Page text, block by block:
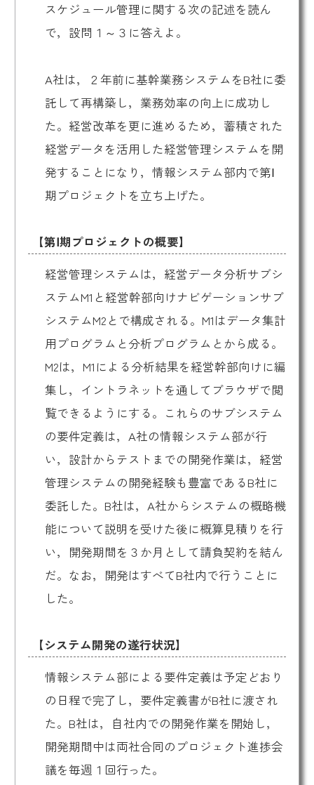
スケジュール管理に関する次の記述を読ん
で，設問１～３に答えよ。
A社は，２年前に基幹業務システムをB社に委
託して再構築し，業務効率の向上に成功し
た。経営改革を更に進めるため，蓄積された
経営データを活用した経営管理システムを開
発することになり，情報システム部内で第Ⅰ
期プロジェクトを立ち上げた。
【第Ⅰ期プロジェクトの概要】
経営管理システムは，経営データ分析サブシ
ステムM1と経営幹部向けナビゲーションサブ
システムM2とで構成される。M1はデータ集計
用プログラムと分析プログラムとから成る。
M2は，M1による分析結果を経営幹部向けに編
集し，イントラネットを通してブラウザで閲
覧できるようにする。これらのサブシステム
の要件定義は，A社の情報システム部が行
い，設計からテストまでの開発作業は，経営
管理システムの開発経験も豊富であるB社に
委託した。B社は，A社からシステムの概略機
能について説明を受けた後に概算見積りを行
い，開発期間を３か月として請負契約を結ん
だ。なお，開発はすべてB社内で行うことに
した。
【システム開発の遂行状況】
情報システム部による要件定義は予定どおり
の日程で完了し，要件定義書がB社に渡され
た。B社は，自社内での開発作業を開始し，
開発期間中は両社合同のプロジェクト進捗会
議を毎週１回行った。